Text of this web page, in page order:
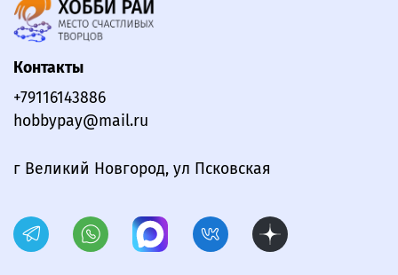
Контакты
+79116143886
hobbypay@mail.ru
г Великий Новгород, ул Псковская